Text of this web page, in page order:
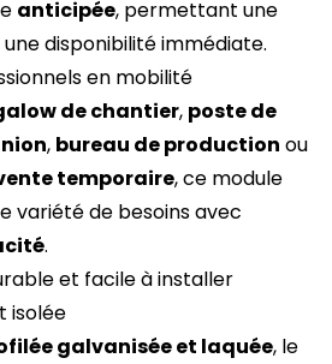
anticipée, permettant une
disponibilité immédiate.
en mobilité
de chantier, poste de
, bureau de production ou
temporaire, ce module
variété de besoins avec
.
et facile à installer
isolée
galvanisée et laquée, le